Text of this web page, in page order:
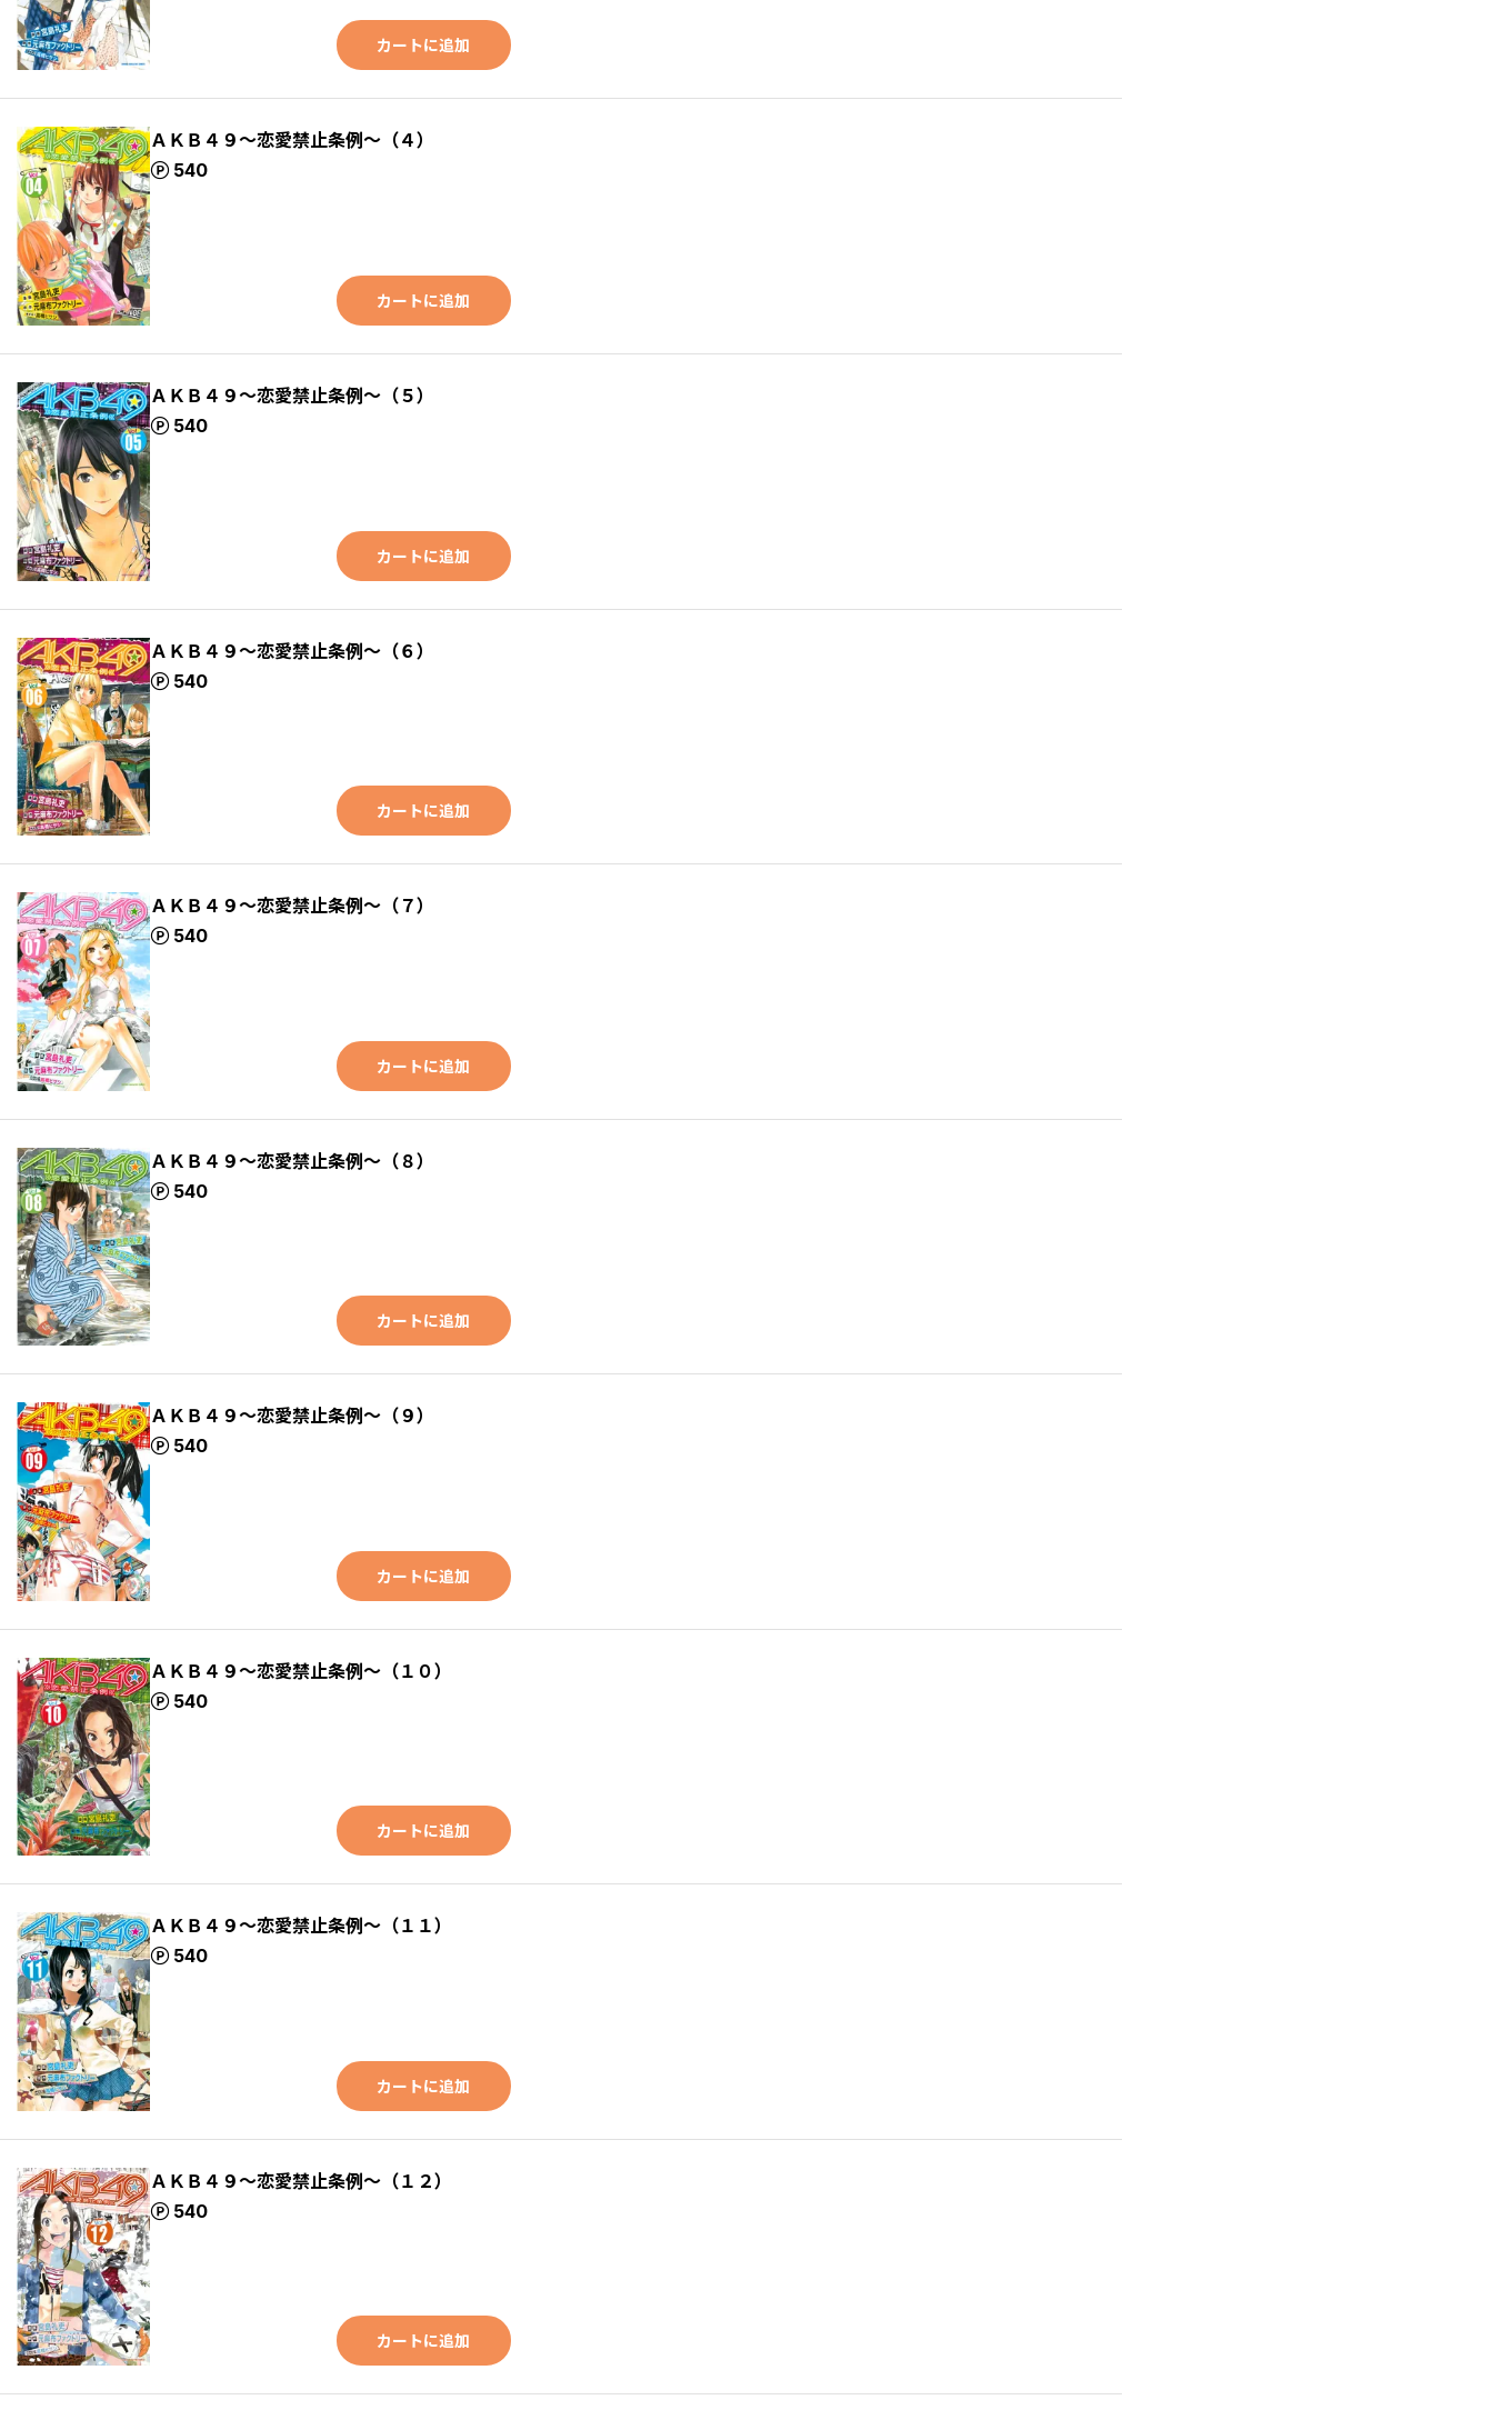
カートに追加
ＡＫＢ４９～恋愛禁止条例～（４）
540
ポイント
カートに追加
ＡＫＢ４９～恋愛禁止条例～（５）
540
ポイント
カートに追加
ＡＫＢ４９～恋愛禁止条例～（６）
540
ポイント
カートに追加
ＡＫＢ４９～恋愛禁止条例～（７）
540
ポイント
カートに追加
ＡＫＢ４９～恋愛禁止条例～（８）
540
ポイント
カートに追加
ＡＫＢ４９～恋愛禁止条例～（９）
540
ポイント
カートに追加
ＡＫＢ４９～恋愛禁止条例～（１０）
540
ポイント
カートに追加
ＡＫＢ４９～恋愛禁止条例～（１１）
540
ポイント
カートに追加
ＡＫＢ４９～恋愛禁止条例～（１２）
540
ポイント
カートに追加